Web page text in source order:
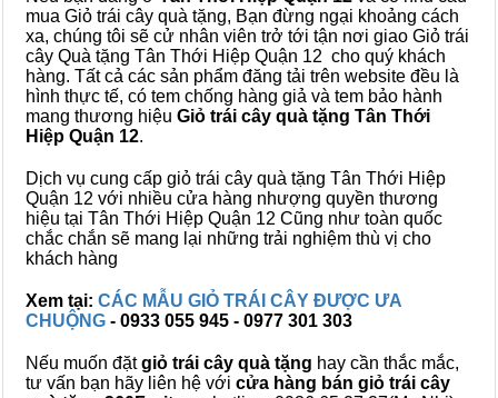
mua Giỏ trái cây quà tặng, Bạn đừng ngại khoảng cách
xa, chúng tôi sẽ cử nhân viên trở tới tận nơi giao Giỏ trái
cây Quà tặng Tân Thới Hiệp Quận 12 cho quý khách
hàng. Tất cả các sản phẩm đăng tải trên website đều là
hình thực tế, có tem chống hàng giả và tem bảo hành
mang thương hiệu Giỏ trái cây quà tặng Tân Thới
Hiệp Quận 12.
Dịch vụ cung cấp giỏ trái cây quà tặng Tân Thới Hiệp
Quận 12 với nhiều cửa hàng nhượng quyền thương
hiệu tại Tân Thới Hiệp Quận 12 Cũng như toàn quốc
chắc chắn sẽ mang lại những trải nghiệm thù vị cho
khách hàng
Xem tại: CÁC MẪU GIỎ TRÁI CÂY ĐƯỢC ƯA
CHUỘNG - 0933 055 945 - 0977 301 303
Nếu muốn đặtgiỏ trái cây quà tặng hay cần thắc mắc,
tư vấn bạn hãy liên hệ với cửa hàng bán giỏ trái cây